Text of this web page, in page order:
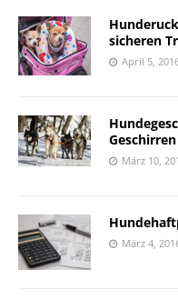
sicheren
April 5,
März 10,
März 4,